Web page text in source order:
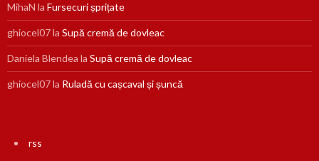
MihaN la Fursecuri șprițate
ghiocel07la Supă cremă de dovleac
Daniela Blendea la Supă cremă de dovleac
ghiocel07la Ruladă cu cașcaval și șuncă
rss